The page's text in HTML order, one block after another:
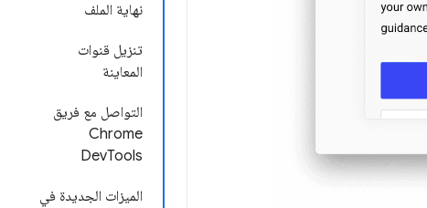
نهاية الملف
تنزيل قنوات
المعاينة
التواصل مع فريق
Chrome
DevTools
الميزات الجديدة في